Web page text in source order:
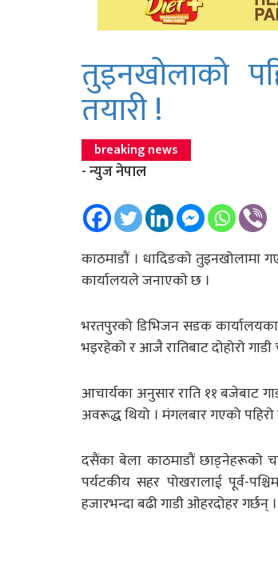
तुइनखोलाको
तयारी !
breaking news
- न्युज नेपाल
काठमाडाैं । धादिङकाे तुइनखोलामा
कार्यालयले जनाएकाे छ ।
भरतपुरको डिभिजन सडक
भइरहेको र आजै रातिबाट दोहोरो
आचार्यका अनुसार राति ११ बजेबाट
अवरूद्ध थियो । मंगलबार गएको
दसैंका बेला काठमाडौं छाड्नेहरूको
पर्यटकीय सहर पोखरालाई पूर्व-
हजारभन्दा बढी गाडी ओहरदोहर गर्छन् ।